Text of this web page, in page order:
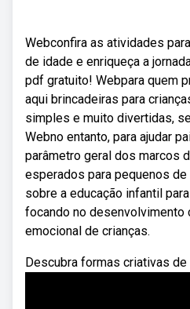
Webconfira as atividades
de idade e enriqueça a
pdf gratuito! Webpara quem
aqui brincadeiras para
simples e muito divertidas,
Webno entanto, para ajudar
parâmetro geral dos marcos
esperados para pequenos de
sobre a educação infantil
focando no
emocional de crianças.
Descubra formas criativas de